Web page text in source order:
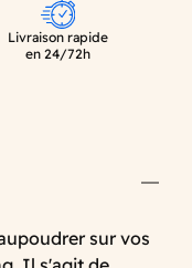
Livraison rapide
en 24/72h
sur vos